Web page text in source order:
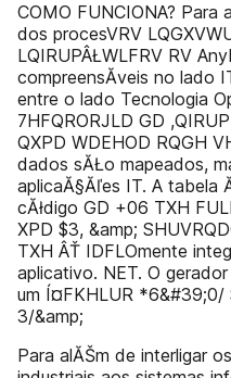
COMO FUNCIONA? Para
dos procesVRV
LQIRUPÂŁWLFRV RV
compreensĂ­veis no lado
entre o lado Tecnologia
7HFQRORJLD GD
QXPD WDEHOD RQGH
dados sĂŁo mapeados,
aplicaĂ§Ăľes IT. A tabela
cĂłdigo GD +06 TXH
XPD $3, &amp;
TXH ÂŤ IDFLOmente
aplicativo. NET. O
um Í¤FKHLUR *6&#39;0/
3/&amp;
Para alĂŠm de interligar